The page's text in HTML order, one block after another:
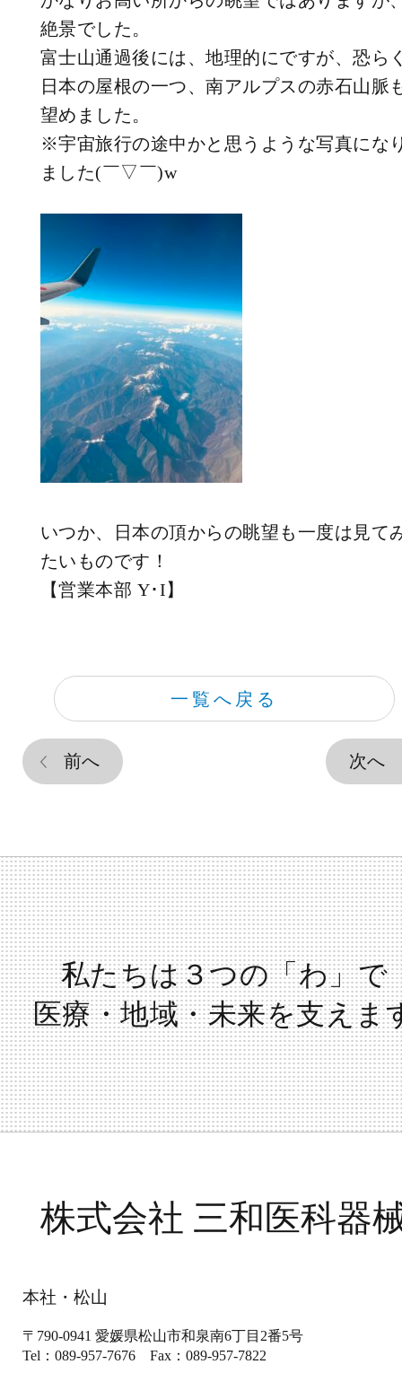
絶景でした。
富士山通過後には、地理的にですが、恐ら
日本の屋根の一つ、南アルプスの赤石山脈
望めました。
※宇宙旅行の途中かと思うような写真にな
ました(￣▽￣)w
いつか、日本の頂からの眺望も一度は見て
たいものです！
【営業本部 Y･I】
前へ
一覧へ戻る
次へ
私たちは３つの「わ」で
医療・地域・未来を支えま
株式会社 三和医科器
本社・松山
〒790-0941 愛媛県松山市和泉南6丁目2番5号
Tel：089-957-7676 Fax：089-957-7822